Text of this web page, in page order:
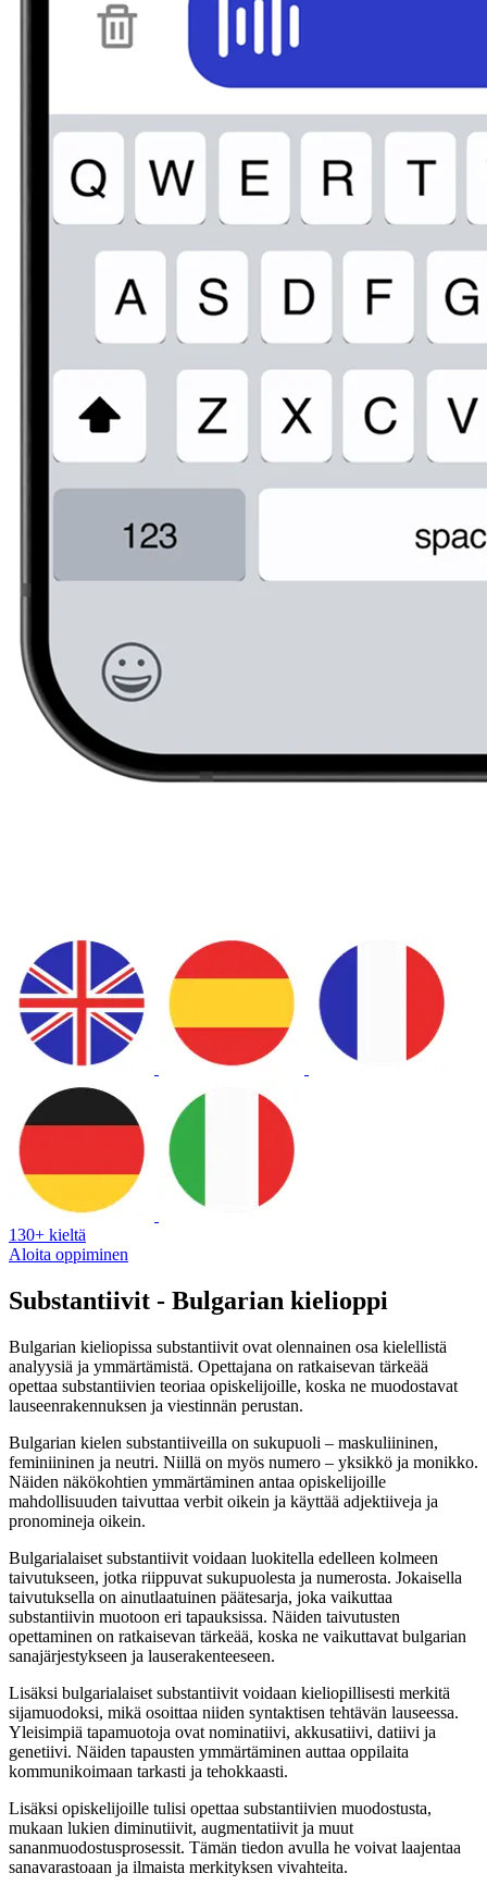
130+ kieltä
Aloita oppiminen
Substantiivit - Bulgarian kielioppi
Bulgarian kieliopissa substantiivit ovat olennainen osa kielellistä
analyysiä ja ymmärtämistä. Opettajana on ratkaisevan tärkeää
opettaa substantiivien teoriaa opiskelijoille, koska ne muodostavat
lauseenrakennuksen ja viestinnän perustan.
Bulgarian kielen substantiiveilla on sukupuoli – maskuliininen,
feminiininen ja neutri. Niillä on myös numero – yksikkö ja monikko.
Näiden näkökohtien ymmärtäminen antaa opiskelijoille
mahdollisuuden taivuttaa verbit oikein ja käyttää adjektiiveja ja
pronomineja oikein.
Bulgarialaiset substantiivit voidaan luokitella edelleen kolmeen
taivutukseen, jotka riippuvat sukupuolesta ja numerosta. Jokaisella
taivutuksella on ainutlaatuinen päätesarja, joka vaikuttaa
substantiivin muotoon eri tapauksissa. Näiden taivutusten
opettaminen on ratkaisevan tärkeää, koska ne vaikuttavat bulgarian
sanajärjestykseen ja lauserakenteeseen.
Lisäksi bulgarialaiset substantiivit voidaan kieliopillisesti merkitä
sijamuodoksi, mikä osoittaa niiden syntaktisen tehtävän lauseessa.
Yleisimpiä tapamuotoja ovat nominatiivi, akkusatiivi, datiivi ja
genetiivi. Näiden tapausten ymmärtäminen auttaa oppilaita
kommunikoimaan tarkasti ja tehokkaasti.
Lisäksi opiskelijoille tulisi opettaa substantiivien muodostusta,
mukaan lukien diminutiivit, augmentatiivit ja muut
sananmuodostusprosessit. Tämän tiedon avulla he voivat laajentaa
sanavarastoaan ja ilmaista merkityksen vivahteita.